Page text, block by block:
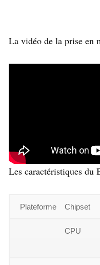
La vidéo de la prise en
Les caractéristiques du
Plateforme Chipset
CPU